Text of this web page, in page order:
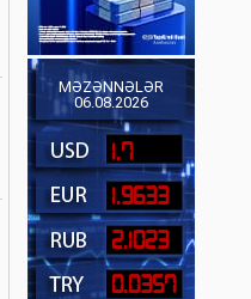
MƏZƏNNƏLƏR
06.08.2026
1.7
1.9633
2.1023
0.0357